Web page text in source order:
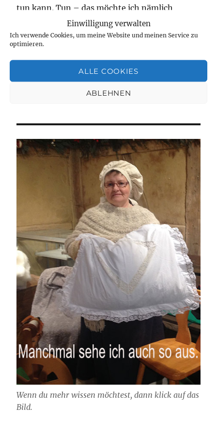
Einwilligung verwalten
Ich verwende Cookies, um meine Website und meinen Service zu
optimieren.
ALLE COOKIES
ABLEHNEN
tun kann. Tun – das möchte ich nämlich
Veröffentlicht
Dezember 29, 2021 Kategorien
Computerarbeiten,zeichnen
Das
alte Jahr darf in Frieden ziehen,die letzten Tage des
Jahres,Freude auf das neue Jahr,Pinselübungen mit
21 Kommentare
Jahres.
Wenn du mehr wissen möchtest, dann klick auf das
Bild.